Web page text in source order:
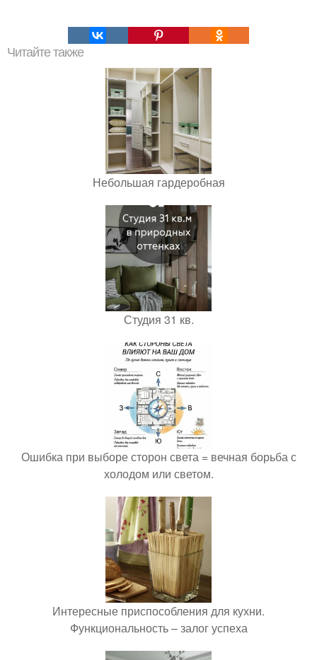
Читайте также
Небольшая гардеробная
Студия 31 кв.
Ошибка при выборе сторон света = вечная борьба с
холодом или светом.
Интересные приспособления для кухни.
Функциональность – залог успеха